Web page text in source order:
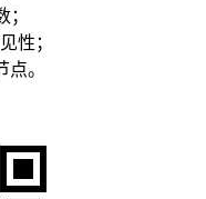
性；
。